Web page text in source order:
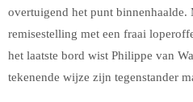
overtuigend het punt binnenhaalde.
remisestelling met een fraai
het laatste bord wist Philippe van
tekenende wijze zijn tegenstander